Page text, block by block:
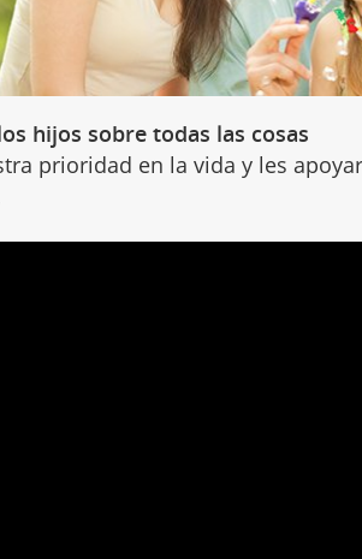
hijos sobre todas las cosas
prioridad en la vida y les